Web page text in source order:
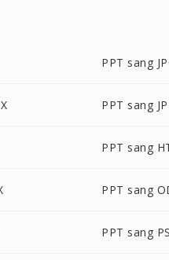
PPT sang
PPT sang
PPT sang
PPT sang
PPT sang